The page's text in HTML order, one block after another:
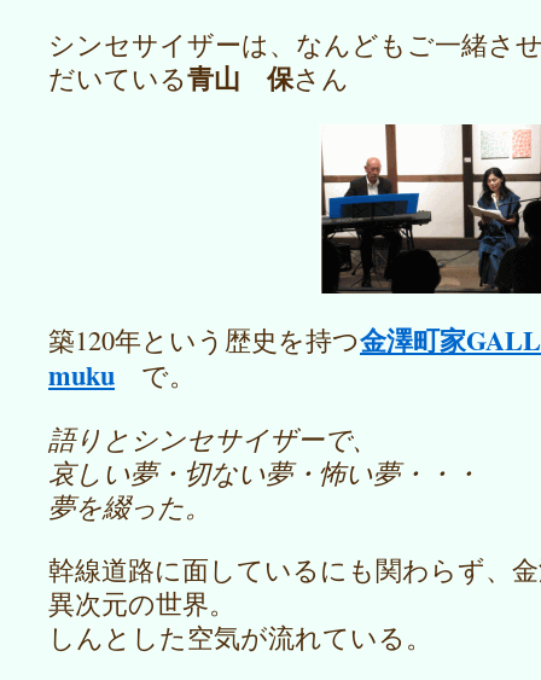
シンセサイザーは、なんどもご一緒さ
だいている青山 保さん
築120年という歴史を持つ金澤町家
muku で。
語りとシンセサイザーで、
哀しい夢・切ない夢・怖い夢・・・
夢を綴った。
幹線道路に面しているにも関わらず、
異次元の世界。
しんとした空気が流れている。